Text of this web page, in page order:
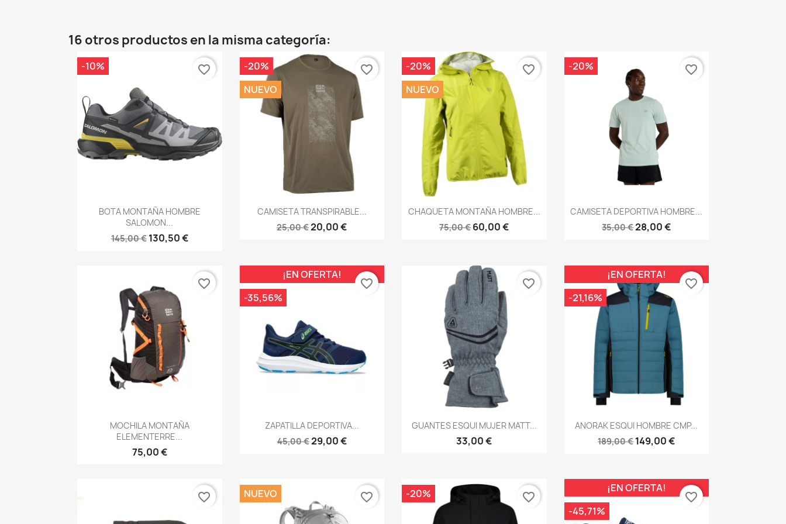
16 otros productos en la misma categoría:
Vista rápida
BOTA MONTAÑA HOMBRE
SALOMON...
145,00 € 130,50 €
-10% favorite_border
Vista rápida
CAMISETA TRANSPIRABLE...
25,00 €20,00 €
-20%
NUEVO
favorite_border
 Vista rápida
CHAQUETA MONTAÑA HOMBRE...
75,00 €60,00 €
-20%
NUEVO
favorite_border
Vista rápida
CAMISETA DEPORTIVA HOMBRE...
35,00 €28,00 €
-20% favorite_border
Vista rápida
MOCHILA MONTAÑA
ELEMENTERRE...
75,00 €
favorite_border
Vista rápida
ZAPATILLA DEPORTIVA...
45,00 €29,00 €
¡EN OFERTA!
-35,56%
favorite_border
Vista rápida
GUANTES ESQUI MUJER MATT...
33,00 €
favorite_border
Vista rápida
ANORAK ESQUI HOMBRE CMP...
189,00 €149,00 €
¡EN OFERTA!
-21,16%
favorite_border
favorite_border NUEVO favorite_border -20% favorite_border
¡EN OFERTA!
-45,71%
favorite_border